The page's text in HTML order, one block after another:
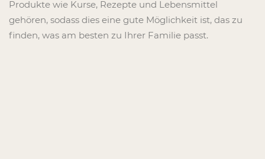
Produkte wie Kurse, Rezepte und Lebensmittel
gehören, sodass dies eine gute Möglichkeit ist, das zu
finden, was am besten zu Ihrer Familie passt.